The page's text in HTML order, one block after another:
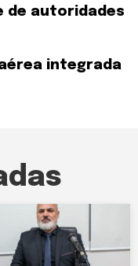
de autoridades
integrada